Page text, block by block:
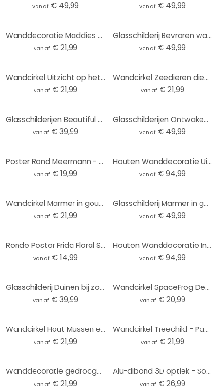
vanaf € 49,99 vanaf € 49,99
Wanddecoratie Maddies Mood - Jota de jai - aluminium dibond rond
vanaf € 21,99
Glasschilderij Bevroren water - Fedrau
vanaf € 49,99
Wandcirkel Uitzicht op het meer - Keller
vanaf € 21,99
Wandcirkel Zeedieren diep in de oceaan - Oliver Robins
vanaf € 21,99
Glasschilderijen Beautiful Peacock - rond
vanaf € 39,99
Glasschilderijen Ontwakend Voorjaar - Rond
vanaf € 49,99
Poster Rond Meermann - Tijger
vanaf € 19,99
Houten Wanddecoratie Uitzicht op de rustige bergen (3 stuks) - Rond
vanaf € 94,99
Wandcirkel Marmer in goudgroen - Haase
vanaf € 21,99
Glasschilderij Marmer in goudgroen - Haase
vanaf € 49,99
Ronde Poster Frida Floral Studio - Frida
vanaf € 14,99
Houten Wanddecoratie Indrukwekkende berglandschappen (3 stuks) - Rond
vanaf € 94,99
Glasschilderij Duinen bij zonsondergang
vanaf € 39,99
Wandcirkel SpaceFrog Designs - Elegante Kraanvogel - Japandi
vanaf € 20,99
Wandcirkel Hout Mussen en roodborstjes - UN Designs
vanaf € 21,99
Wandcirkel Treechild - Pastelkleurige grassen
vanaf € 21,99
Wanddecoratie gedroogde bloemen - Elegantie van vergankelijkheid - Boomkind - Aluminium Dibond Rond
vanaf € 21,99
Alu-dibond 3D optiek - Sound of the ocean
vanaf € 26,99